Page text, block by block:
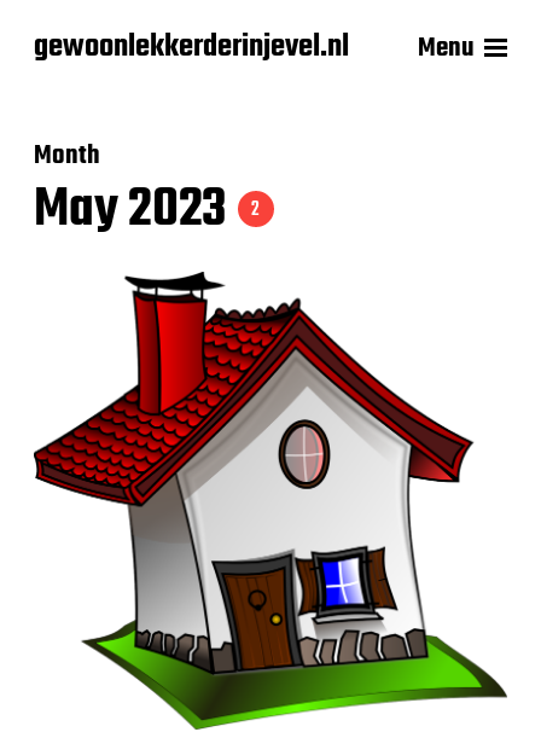
gewoonlekkerderinjevel.nl Menu
Month
May 2023 2